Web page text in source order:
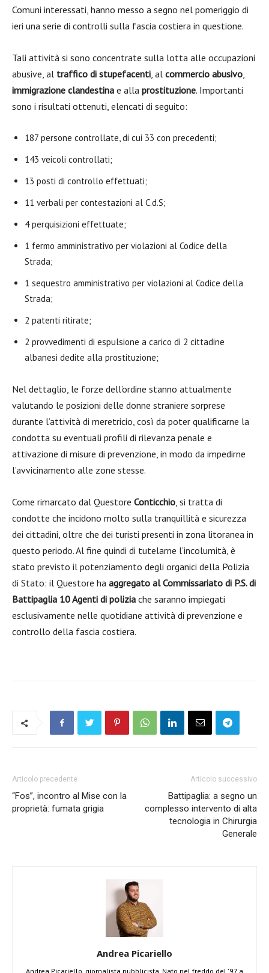
Comuni interessati, hanno messo a segno nel pomeriggio di
ieri una serie di controlli sulla fascia costiera in questione.
Tali attività si sono concentrate sulla lotta alle occupazioni
abusive, al traffico di stupefacenti, al commercio abusivo,
immigrazione clandestina e alla prostituzione. Importanti
sono i risultati ottenuti, elencati di seguito:
187 persone controllate, di cui 33 con precedenti;
143 veicoli controllati;
13 posti di controllo effettuati;
11 verbali per contestazioni al C.d.S;
4 perquisizioni effettuate;
1 fermo amministrativo per violazioni al Codice della
Strada;
1 sequestro amministrativo per violazioni al Codice della
Strada;
2 patenti ritirate;
2 provvedimenti di espulsione a carico di 2 cittadine
albanesi dedite alla prostituzione;
Nel dettaglio, le forze dell’ordine stanno attualmente
valutando le posizioni delle donne straniere sorprese
durante l’attività di meretricio, così da poter qualificarne la
condotta su eventuali profili di rilevanza penale e
attivazione di misure di prevenzione, in modo da impedirne
l’avvicinamento alle zone stesse.
Come rimarcato dal Questore Conticchio, si tratta di
condotte che incidono molto sulla tranquillità e sicurezza
dei cittadini, oltre che dei turisti presenti in zona litoranea in
questo periodo. Al fine quindi di tutelarne l’incolumità, è
stato previsto il potenziamento degli organici della Polizia
di Stato: il Questore ha aggregato al Commissariato di P.S. di
Battipaglia 10 Agenti di polizia che saranno impiegati
esclusivamente nelle quotidiane attività di prevenzione e
controllo della fascia costiera.
Articolo precedente
“Fos”, incontro al Mise con la
proprietà: fumata grigia
Articolo successivo
Battipaglia: a segno un
complesso intervento di alta
tecnologia in Chirurgia
Generale
Andrea Picariello
Andrea Picariello, giornalista pubblicista. Nato nel freddo del '97 a